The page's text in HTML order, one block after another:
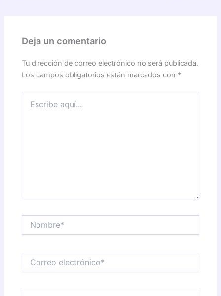
Deja un comentario
Tu dirección de correo electrónico no será publicada.
Los campos obligatorios están marcados con *
aquí...
electrónico*